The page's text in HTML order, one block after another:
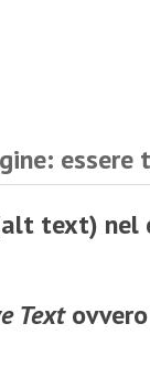
Text